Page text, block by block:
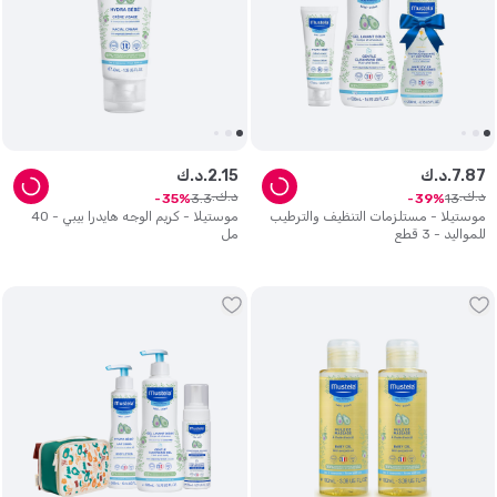
موستيلا - مستلزمات التنظيف والترطيب
للمواليد - 3 قطع
د.ك.7.87
د.ك.13
39
موستيلا - كريم الوجه هايدرا بيبي - 40
مل
د.ك.2.15
د.ك. 3.3
35